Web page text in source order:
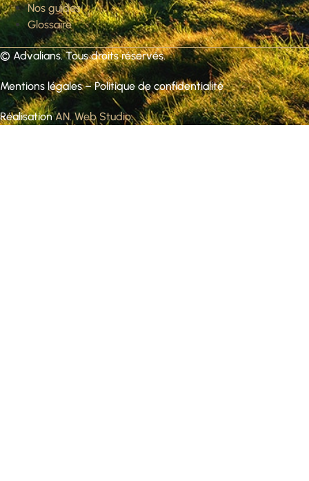
Nos guides
Glossaire
© Advalians. Tous droits réservés.
Mentions légales–Politique de confidentialité
RéalisationAN. Web Studio.